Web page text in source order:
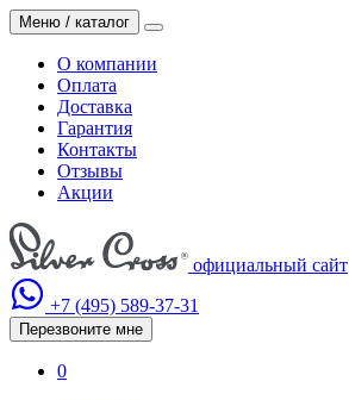
Меню / каталог
О компании
Оплата
Доставка
Гарантия
Контакты
Отзывы
Акции
официальный сайт
+7 (495) 589-37-31
Перезвоните мне
0